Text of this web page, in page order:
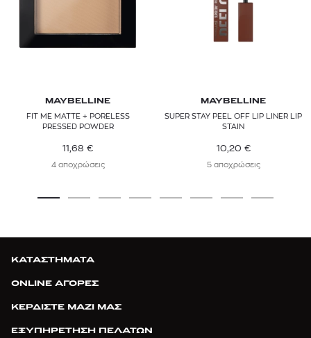
MAYBELLINE
FIT ME MATTE + PORELESS
PRESSED POWDER
11,68 €
4 αποχρώσεις
MAYBELLINE
SUPER STAY PEEL OFF LIP LINER LIP
STAIN
10,20 €
5 αποχρώσεις
ΚΑΤΑΣΤΗΜΑΤΑ
ONLINE ΑΓΟΡΕΣ
ΚΕΡΔΙΣΤΕ ΜΑΖΙ ΜΑΣ
ΕΞΥΠΗΡΕΤΗΣΗ ΠΕΛΑΤΩΝ